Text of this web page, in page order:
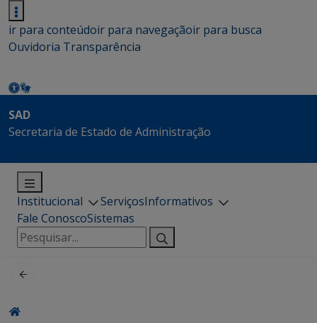
ir para conteúdoir para navegaçãoir para busca
Ouvidoria Transparência
SAD
Secretaria de Estado de Administração
Institucional ServiçosInformativos
Fale ConoscoSistemas
Pesquisar
por: